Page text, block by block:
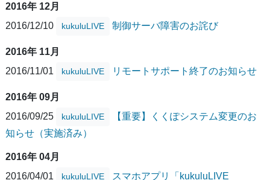
2016年 12月
2016/12/10
kukuluLIVE 制御サーバ障害のお詫び
2016年 11月
2016/11/01
kukuluLIVE リモートサポート終了のお知らせ
2016年 09月
2016/09/25
kukuluLIVE
【重要】くくぽシステム変更のお
知らせ（実施済み）
2016年 04月
2016/04/01
kukuluLIVE
スマホアプリ「kukuluLIVE